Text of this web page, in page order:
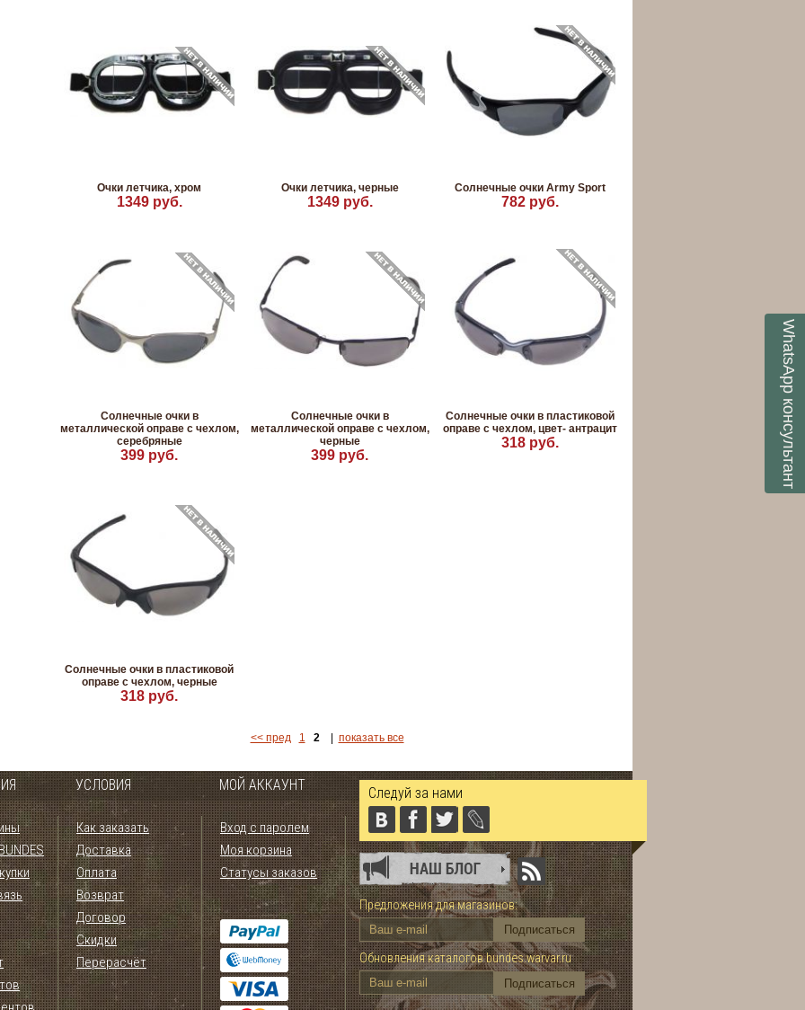
Очки летчика, хром
1349 руб.
Очки летчика, черные
1349 руб.
Солнечные очки Army Sport
782 руб.
Солнечные очки в
металлической оправе с чехлом,
серебряные
399 руб.
Солнечные очки в
металлической оправе с чехлом,
черные
399 руб.
Солнечные очки в пластиковой
оправе с чехлом, цвет- антрацит
318 руб.
Солнечные очки в пластиковой
оправе с чехлом, черные
318 руб.
<< пред 1 2| показать все
УСЛОВИЯ МОЙ АККАУНТ
Как заказать
Доставка
Оплата
Возврат
Договор
Скидки
Перерасчёт
Вход с паролем
Моя корзина
Статусы заказов
Следуй за нами
Предложения для магазинов:
Обновления каталогов bundes.warvar.ru
WhatsApp
консультант